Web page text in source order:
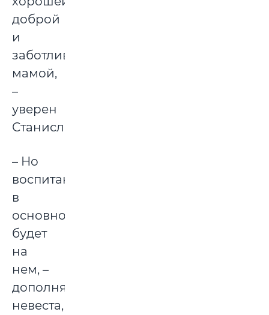
доброй
и
заботливой
мамой,
–
уверен
Станислав.
– Но
воспитание
в
основном
будет
на
нем, –
дополняет
невеста,